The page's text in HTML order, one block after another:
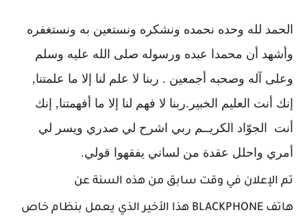
الحمد لله وحده نحمده ونشكره ونستعين به ونستغفره
وأشهد أن محمدا عبده ورسوله صلى الله عليه وسلم
وعلى آله وصحبه أجمعين . ربنا لا علم لنا إلا ما علمتنا,
إنك أنت العليم الخبير.ربنا لا فهم لنا إلا ما أفهمتنا, إنك
أنت الجوّاد الكريــم ربي اشرح لي صدري ويسر لي
أمري واحلل عقدة من لساني يفقهوا قولي.
تم الإعلان في وقت سابق من هذه السنة عن
هاتف BLACKPHONE هذا الأخير الذي يعمل بنظام خاص